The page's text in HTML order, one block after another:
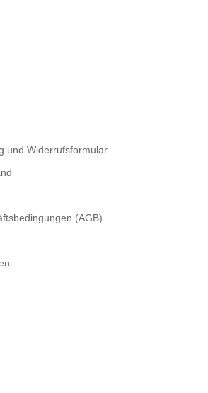
und Widerrufsformular
(AGB)